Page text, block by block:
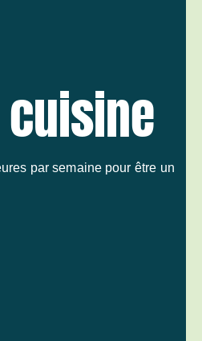
par semaine pour être un